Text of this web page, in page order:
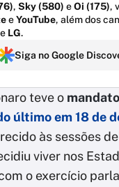
, Sky (580) eOi (175),
eYouTube, além dos
e LG.
Siga no Google
teve o
último em18 de
às sessões
viver nos
o exercício